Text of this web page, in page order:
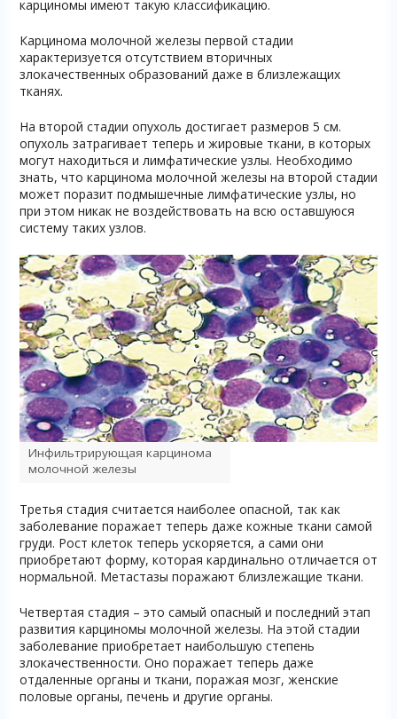
карциномы имеют такую классификацию.
Карцинома молочной железы первой стадии
характеризуется отсутствием вторичных
злокачественных образований даже в близлежащих
тканях.
На второй стадии опухоль достигает размеров 5 см.
опухоль затрагивает теперь и жировые ткани, в которых
могут находиться и лимфатические узлы. Необходимо
знать, что карцинома молочной железы на второй стадии
может поразит подмышечные лимфатические узлы, но
при этом никак не воздействовать на всю оставшуюся
систему таких узлов.
Инфильтрирующая карцинома
молочной железы
Третья стадия считается наиболее опасной, так как
заболевание поражает теперь даже кожные ткани самой
груди. Рост клеток теперь ускоряется, а сами они
приобретают форму, которая кардинально отличается от
нормальной. Метастазы поражают близлежащие ткани.
Четвертая стадия – это самый опасный и последний этап
развития карциномы молочной железы. На этой стадии
заболевание приобретает наибольшую степень
злокачественности. Оно поражает теперь даже
отдаленные органы и ткани, поражая мозг, женские
половые органы, печень и другие органы.